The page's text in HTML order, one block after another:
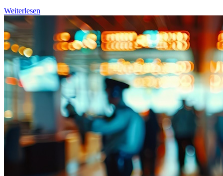
Weiterlesen